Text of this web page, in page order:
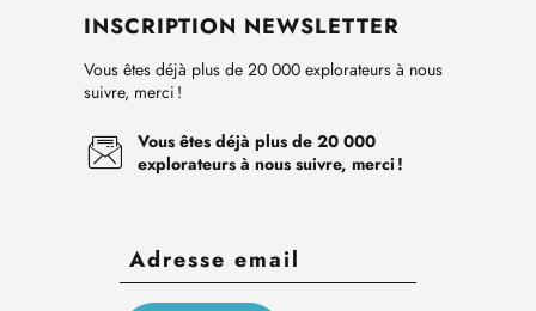
INSCRIPTION NEWSLETTER
Vous êtes déjà plus de 20 000 explorateurs à nous
suivre, merci !
Vous êtes déjà plus de 20 000
explorateurs à nous suivre, merci !